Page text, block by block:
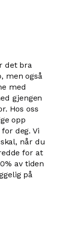
det bra
men også
med
gjengen
Hos oss
opp
deg. Vi
når du
for at
av tiden
på